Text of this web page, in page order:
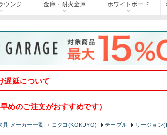
ウンジ 金庫・耐火金庫 ホワイトボード
遅延について
めのご注文がおすすめです）
具 メーカー一覧 コクヨ(KOKUYO) テーブル リージョン